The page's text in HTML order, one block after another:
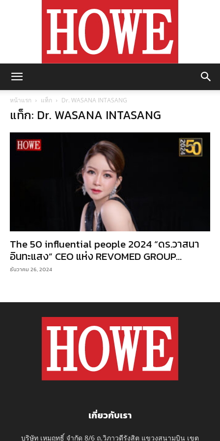
หน้าแรก แท็ก Dr. WASANA INTASANG
แท็ก: Dr. WASANA INTASANG
The 50 influential people 2024 “ดร.วาสนา
อินทะแสง” CEO แห่ง REVOMED GROUP...
ธันวาคม 26, 2024
เกี่ยวกับเรา
บริษัท เหมฤทธิ์ จำกัด 8/6 ถ.วิภาวดีรังสิต แขวงสนามบิน เขต